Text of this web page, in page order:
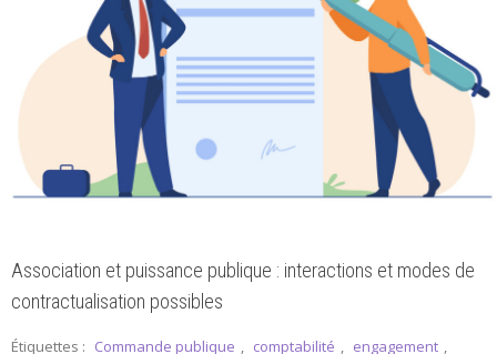
Association et puissance publique : interactions et modes de
contractualisation possibles
Étiquettes : Commande publique , comptabilité , engagement ,